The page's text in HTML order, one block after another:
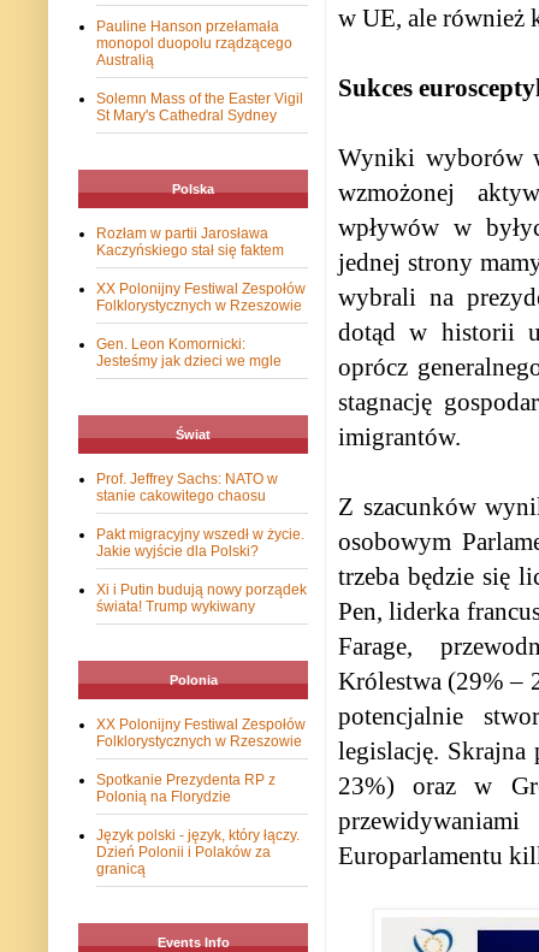
w UE, ale również
Sukces
Wyniki wyborów
wzmożonej
wpływów w
jednej strony
wybrali na
dotąd w historii
oprócz
stagnację
imigrantów.
Z szacunków
osobowym
trzeba będzie się
Pen, liderka
Farage,
Królestwa (29% –
potencjalnie
legislację.
23%) oraz w
Europarlamentu
Pauline Hanson przełamała
monopol duopolu rządzącego
Australią
Solemn Mass of the Easter Vigil
St Mary's Cathedral Sydney
Polska
Rozłam w partii Jarosława
Kaczyńskiego stał się faktem
XX Polonijny Festiwal Zespołów
Folklorystycznych w Rzeszowie
Gen. Leon Komornicki:
Jesteśmy jak dzieci we mgle
Świat
Prof. Jeffrey Sachs: NATO w
stanie cakowitego chaosu
Pakt migracyjny wszedł w życie.
Jakie wyjście dla Polski?
Xi i Putin budują nowy porządek
świata! Trump wykiwany
Polonia
XX Polonijny Festiwal Zespołów
Folklorystycznych w Rzeszowie
Spotkanie Prezydenta RP z
Polonią na Florydzie
Język polski - język, który łączy.
Dzień Polonii i Polaków za
granicą
Events Info